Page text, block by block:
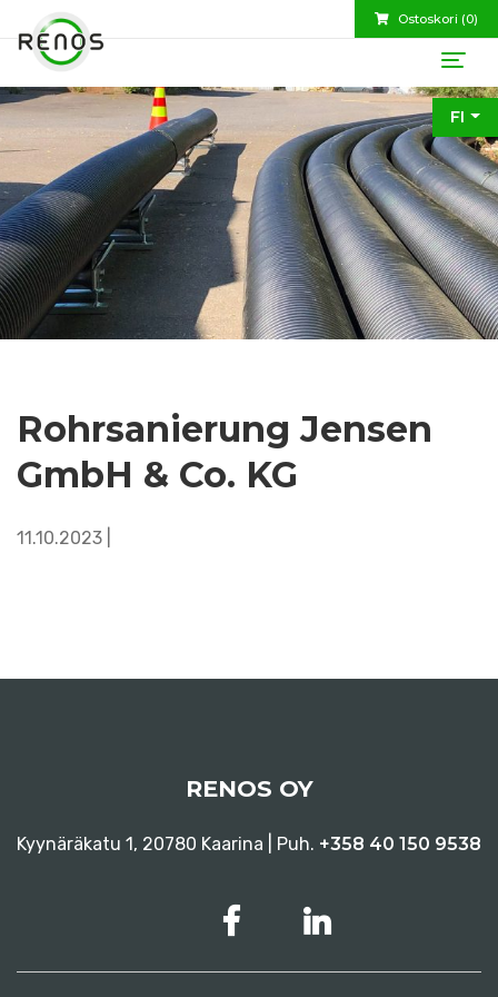
Ostoskori (0)
FI
Rohrsanierung Jensen
GmbH & Co. KG
11.10.2023 |
RENOS OY
Kyynäräkatu 1, 20780 Kaarina | Puh. +358 40 150 9538